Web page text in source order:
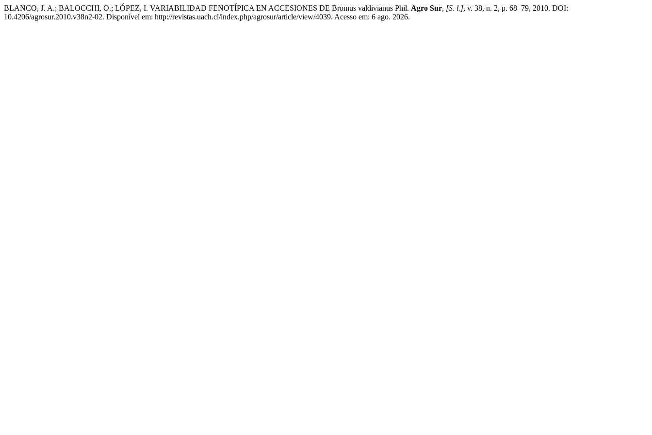
BLANCO, J. A.; BALOCCHI, O.; LÓPEZ, I. VARIABILIDAD FENOTÍPICA EN ACCESIONES DE Bromus valdivianus Phil. Agro Sur, [S. l.], v. 38, n. 2, p. 68–79, 2010. DOI:
10.4206/agrosur.2010.v38n2-02. Disponível em: http://revistas.uach.cl/index.php/agrosur/article/view/4039. Acesso em: 6 ago. 2026.